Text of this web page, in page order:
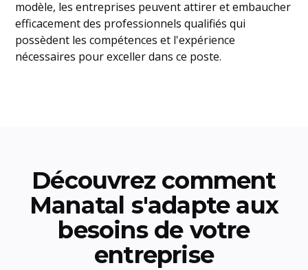
modèle, les entreprises peuvent attirer et embaucher
efficacement des professionnels qualifiés qui
possèdent les compétences et l'expérience
nécessaires pour exceller dans ce poste.
Découvrez comment
Manatal s'adapte aux
besoins de votre
entreprise